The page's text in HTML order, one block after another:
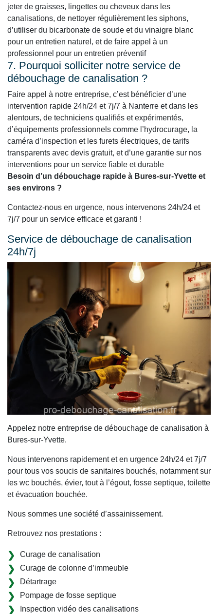
jeter de graisses, lingettes ou cheveux dans les
canalisations, de nettoyer régulièrement les siphons,
d’utiliser du bicarbonate de soude et du vinaigre blanc
pour un entretien naturel, et de faire appel à un
professionnel pour un entretien préventif
7. Pourquoi solliciter notre service de
débouchage de canalisation ?
Faire appel à notre entreprise, c’est bénéficier d’une
intervention rapide 24h/24 et 7j/7 à Nanterre et dans les
alentours, de techniciens qualifiés et expérimentés,
d’équipements professionnels comme l’hydrocurage, la
caméra d’inspection et les furets électriques, de tarifs
transparents avec devis gratuit, et d’une garantie sur nos
interventions pour un service fiable et durable
Besoin d’un débouchage rapide à Bures-sur-Yvette et
ses environs ?
Contactez-nous en urgence, nous intervenons 24h/24 et
7j/7 pour un service efficace et garanti !
Service de débouchage de canalisation
24h/7j
Appelez notre entreprise de débouchage de canalisation à
Bures-sur-Yvette.
Nous intervenons rapidement et en urgence 24h/24 et 7j/7
pour tous vos soucis de sanitaires bouchés, notamment sur
les wc bouchés, évier, tout à l’égout, fosse septique, toilette
et évacuation bouchée.
Nous sommes une société d’assainissement.
Retrouvez nos prestations :
Curage de canalisation
Curage de colonne d’immeuble
Détartrage
Pompage de fosse septique
Inspection vidéo des canalisations